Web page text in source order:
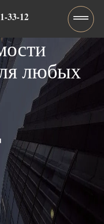
33-12‬‬
любых